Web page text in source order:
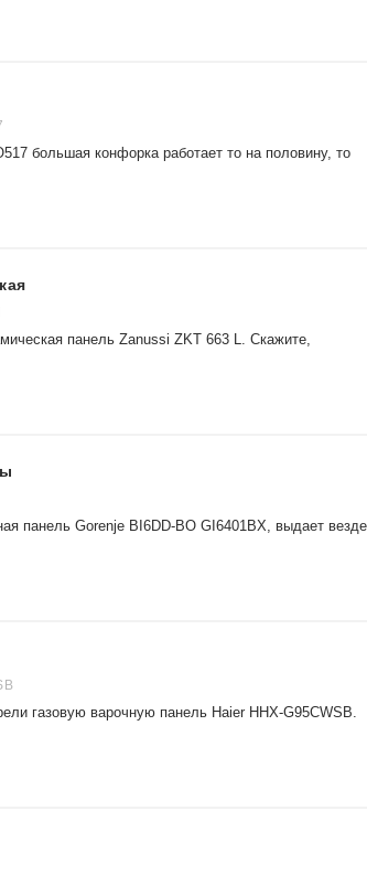
большая конфорка работает то на половину, то
панель Zanussi ZKT 663 L. Скажите,
панель Gorenje BI6DD-BO GI6401BX, выдает везде
газовую варочную панель Haier HHX-G95CWSB.